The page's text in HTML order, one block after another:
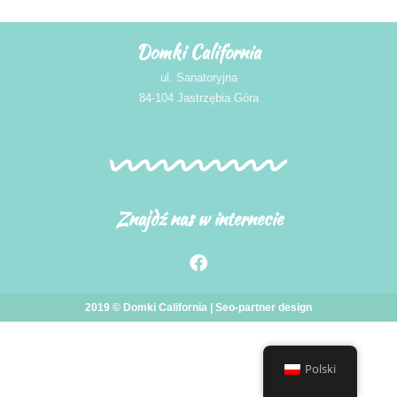
Domki California
ul. Sanatoryjna
84-104 Jastrzębia Góra
Znajdź nas w internecie
2019 © Domki California | Seo-partner design
Polski